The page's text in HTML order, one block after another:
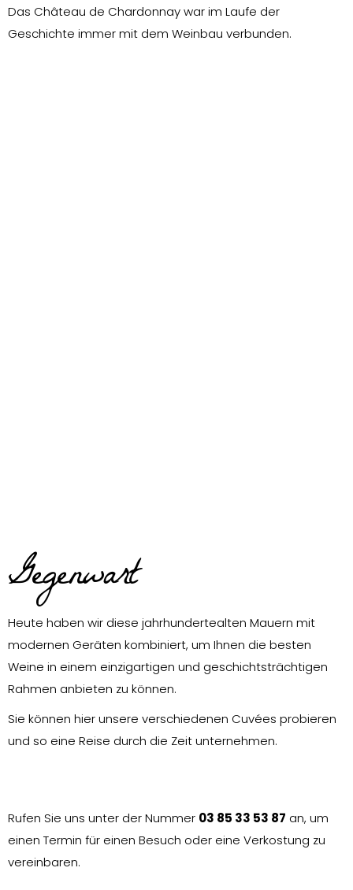
Das Château de Chardonnay war im Laufe der
Geschichte immer mit dem Weinbau verbunden.
Gegenwart
Heute haben wir diese jahrhundertealten Mauern mit
modernen Geräten kombiniert, um Ihnen die besten
Weine in einem einzigartigen und geschichtsträchtigen
Rahmen anbieten zu können.
Sie können hier unsere verschiedenen Cuvées probieren
und so eine Reise durch die Zeit unternehmen.
Rufen Sie uns unter der Nummer 03 85 33 53 87 an, um
einen Termin für einen Besuch oder eine Verkostung zu
vereinbaren.